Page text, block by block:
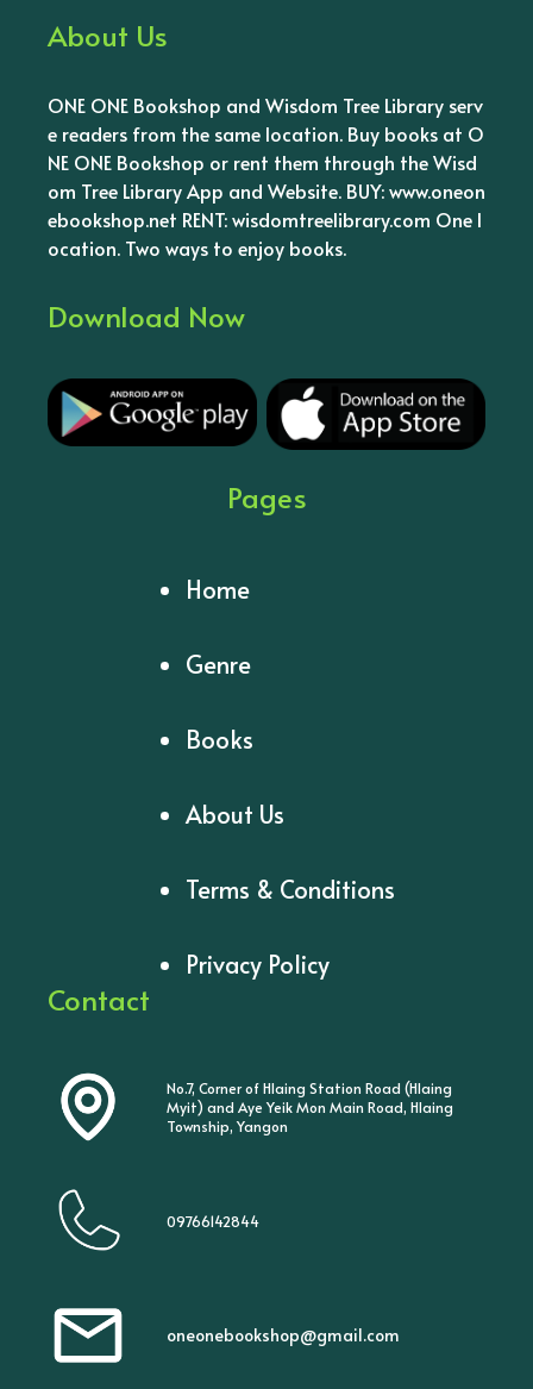
About Us
ONE ONE Bookshop and Wisdom Tree Library serv
e readers from the same location. Buy books at O
NE ONE Bookshop or rent them through the Wisd
om Tree Library App and Website. BUY: www.oneon
ebookshop.net RENT: wisdomtreelibrary.com One l
ocation. Two ways to enjoy books.
Download Now
Pages
Home
Genre
Books
About Us
Terms & Conditions
Privacy Policy
Contact
No.7, Corner of Hlaing Station Road (Hlaing
Myit) and Aye Yeik Mon Main Road, Hlaing
Township, Yangon
09766142844
oneonebookshop@gmail.com